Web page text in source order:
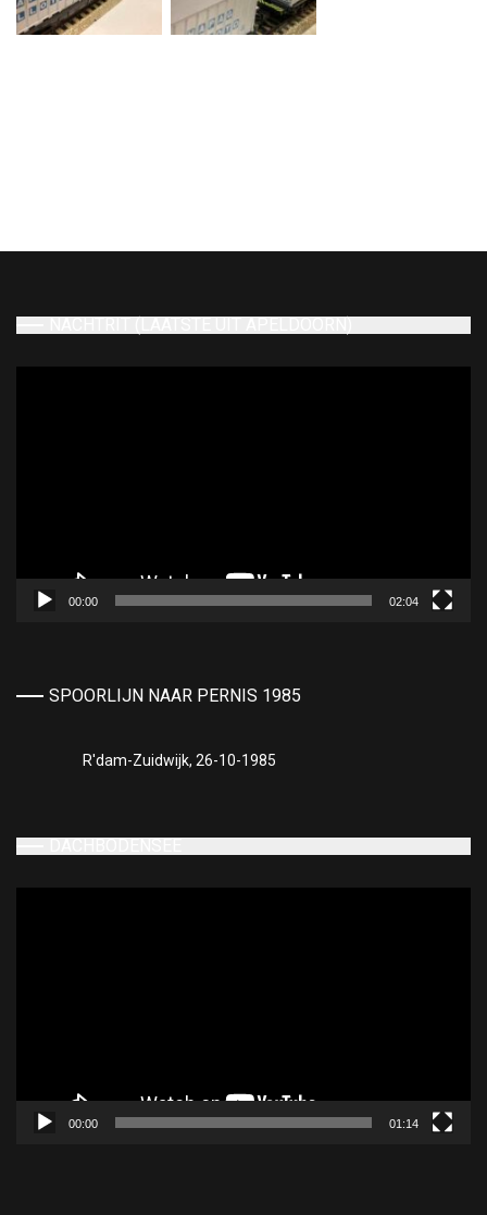
00:00 02:04
SPOORLIJN NAAR PERNIS 1985
R'dam-Zuidwijk, 26-10-1985
00:00 01:14